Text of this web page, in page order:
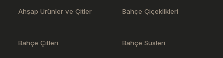
Ahşap Ürünler ve Çitler Bahçe Çiçeklikleri
Bahçe Çitleri Bahçe Süsleri